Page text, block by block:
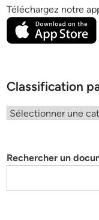
Téléchargez notre
Classification
Classification
Rechercher un